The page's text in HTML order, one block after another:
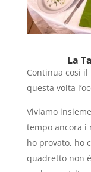
La
Continua cosi il
questa volta
Viviamo
tempo ancora i
ho provato, ho
quadretto non